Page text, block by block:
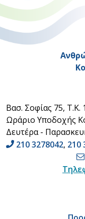
Βασ. Σοφίας 75, Τ.Κ.
Ωράριο Υποδοχής
Δευτέρα -
210 3278042, 210